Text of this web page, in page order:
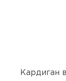
Кардиган